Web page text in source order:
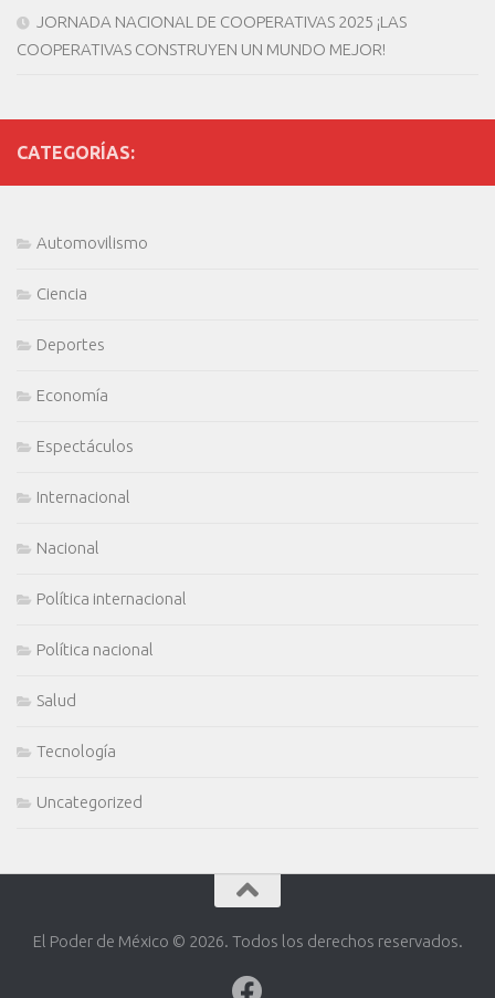
JORNADA NACIONAL DE COOPERATIVAS 2025 ¡LAS
COOPERATIVAS CONSTRUYEN UN MUNDO MEJOR!
CATEGORÍAS:
Automovilismo
Ciencia
Deportes
Economía
Espectáculos
Internacional
Nacional
Política internacional
Política nacional
Salud
Tecnología
Uncategorized
El Poder de México © 2026. Todos los derechos reservados.